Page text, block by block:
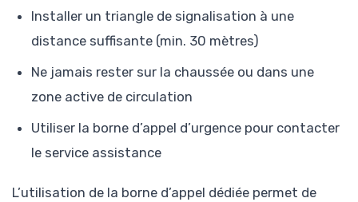
Installer un triangle de signalisation à une
distance suffisante (min. 30 mètres)
Ne jamais rester sur la chaussée ou dans une
zone active de circulation
Utiliser la borne d’appel d’urgence pour contacter
le service assistance
L’utilisation de la borne d’appel dédiée permet de